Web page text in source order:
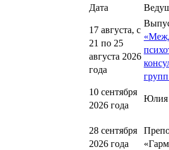
Дата
17 августа, с
21 по 25
августа 2026
года
10 сентября
2026 года
Юлия
28 сентября
2026 года